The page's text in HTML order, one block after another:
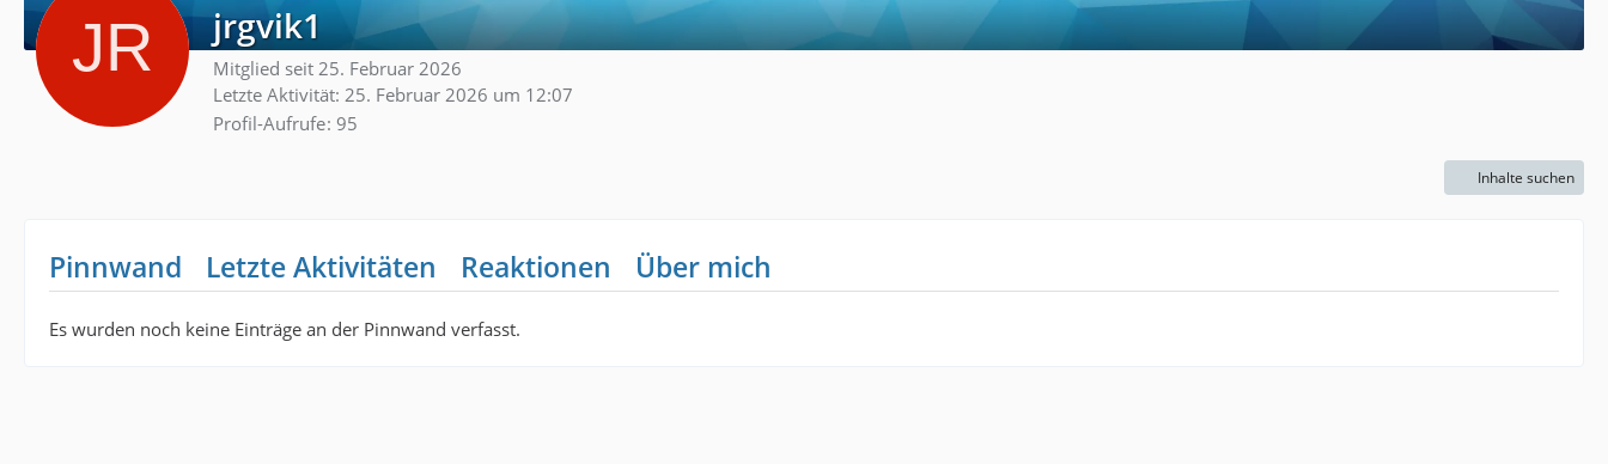
jrgvik1
Mitglied seit 25. Februar 2026
Letzte Aktivität: 25. Februar 2026 um 12:07
Profil-Aufrufe 95
Inhalte suchen
Pinnwand Letzte Aktivitäten Reaktionen Über mich
Es wurden noch keine Einträge an der Pinnwand verfasst.